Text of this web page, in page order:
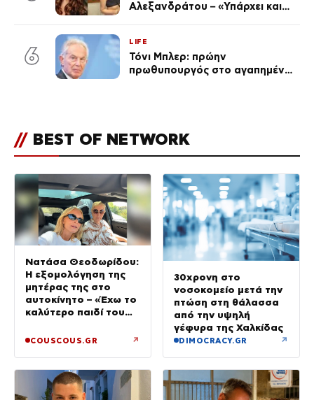
Αλεξανδράτου – «Υπάρχει και
6
LIFE
Τόνι Μπλερ: πρώην
πρωθυπουργός στο αγαπημένο
// BEST OF NETWORK
Νατάσα Θεοδωρίδου:
Η εξομολόγηση της
μητέρας της στο
αυτοκίνητο – «Έχω το
καλύτερο παιδί του
COUSCOUS.GR ↗
30χρονη στο
νοσοκομείο μετά την
πτώση στη θάλασσα
από την υψηλή
γέφυρα της Χαλκίδας
DIMOCRACY.GR ↗